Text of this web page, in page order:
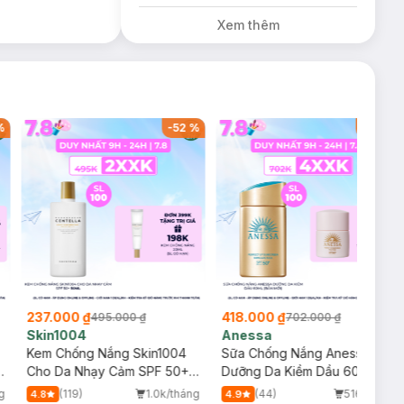
Màu 03 Daffodil
1.5g (SL có hạn)
Xem thêm
-52 %
237.000 ₫495.000 ₫
Skin1004
Kem Chống Nắng Skin1004
Cho Da Nhạy Cảm SPF 50+
50ml
4.8 (119)
1.0k/tháng
418.000 ₫702.000 ₫
Anessa
Sữa Chống Nắng Anessa
Dưỡng Da Kiềm Dầu 60ml
(Bản Mới)
4.9 (44)
516/tháng